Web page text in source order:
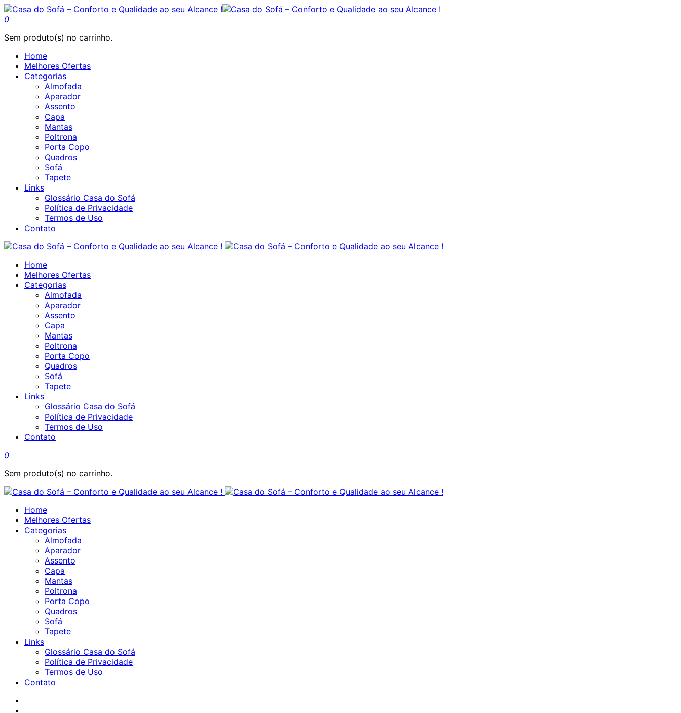
0
Sem produto(s) no carrinho.
Home
Melhores Ofertas
Categorias
Almofada
Aparador
Assento
Capa
Mantas
Poltrona
Porta Copo
Quadros
Sofá
Tapete
Links
Glossário Casa do Sofá
Política de Privacidade
Termos de Uso
Contato
Home
Melhores Ofertas
Categorias
Almofada
Aparador
Assento
Capa
Mantas
Poltrona
Porta Copo
Quadros
Sofá
Tapete
Links
Glossário Casa do Sofá
Política de Privacidade
Termos de Uso
Contato
0
Sem produto(s) no carrinho.
Home
Melhores Ofertas
Categorias
Almofada
Aparador
Assento
Capa
Mantas
Poltrona
Porta Copo
Quadros
Sofá
Tapete
Links
Glossário Casa do Sofá
Política de Privacidade
Termos de Uso
Contato